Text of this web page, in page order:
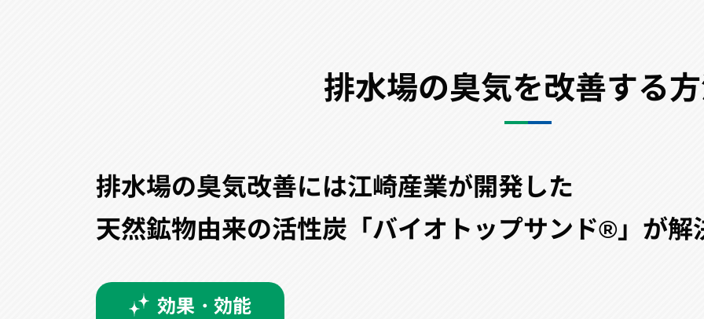
排水場の臭気を改善する
排水場の臭気改善には江崎産業が開発した
天然鉱物由来の活性炭「バイオトップサンド®」が解
効果・効能